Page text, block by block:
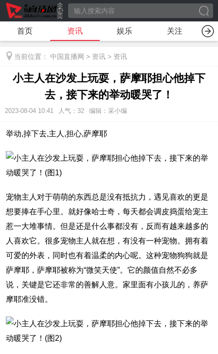
首页 资讯 娱乐 关注
当前位置： 中国直播网 > 资讯 > 资讯
小主人在沙发上玩耍，萨摩耶担心他掉下
去，接下来的举动暖哭了！
2023-08-04 10:41 人气： 32 编辑：采小编
举动,掉下去,主人,担心,萨摩耶
宠物主人对于萌萌的东西总是没有抵抗力，遇见喜欢的更是
想要捧在手心里。就好像哈士奇，每天都会调皮捣蛋给宠主
惹一大堆事情。但是还是什么事都没有，反而有越来越多的
人喜欢它。很多宠物主人就在想，有没有一种宠物。拥有着
可爱的外表，同时也有着温柔的内心呢。这种宠物狗狗就是
萨摩耶，萨摩耶被称为“微笑天使”。它的颜值自然不必多
说，关键是它还非常的善解人意。家里面有小孩儿的，养萨
摩耶准没错。